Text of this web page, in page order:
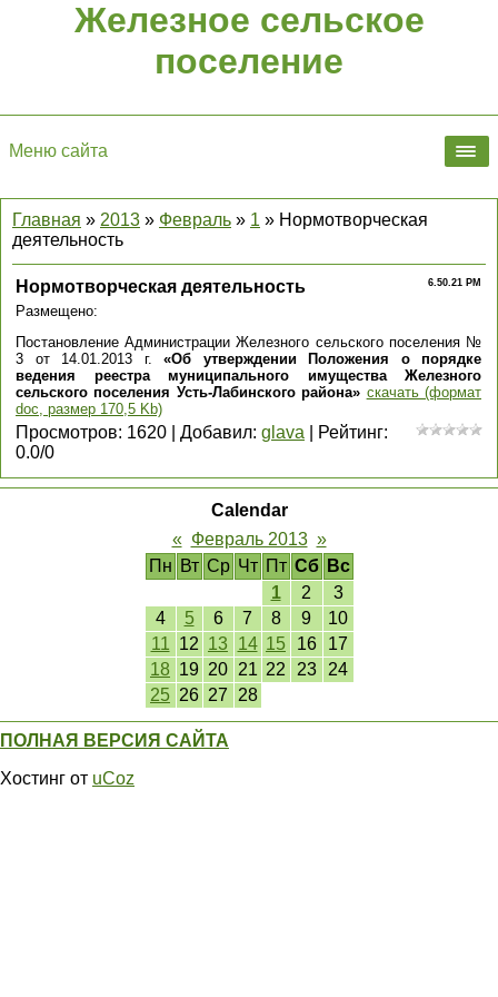
Железное сельское
поселение
Меню сайта
Главная » 2013 » Февраль » 1 » Нормотворческая
деятельность
6.50.21 PM
Нормотворческая деятельность
Размещено:
Постановление Администрации Железного сельского поселения №
3 от 14.01.2013 г. «Об утверждении Положения о порядке
ведения реестра муниципального имущества Железного
сельского поселения Усть-Лабинского района» скачать (формат
doc, размер 170,5 Kb)
Просмотров: 1620 Добавил: glava Рейтинг:
0.0/0
Calendar
« Февраль 2013 »
Пн Вт Ср Чт Пт Сб
Вс
1
2
3
4
5 6 7 8 9
10
11 12 13 14 15 16
17
18 19 20 21 22 23
24
25 26 27 28
ПОЛНАЯ ВЕРСИЯ САЙТА
Хостинг от uCoz